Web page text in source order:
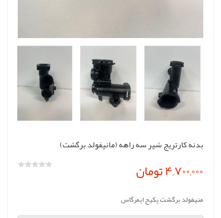
بدنه کارتریج شیر سه راهه (مانیفولد برگشت)
4,700,000 تومان
منیفولد برگشت پکیج ایمرگاس